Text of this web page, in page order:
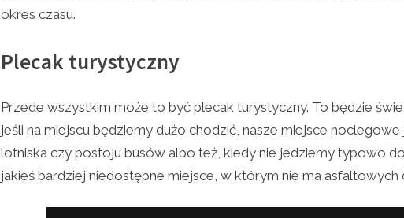
okres czasu.
Plecak turystyczny
Przede wszystkim może to być plecak turystyczny. To będzie
jeśli na miejscu będziemy dużo chodzić, nasze miejsce
lotniska czy postoju busów albo też, kiedy nie jedziemy typowo
jakieś bardziej niedostępne miejsce, w którym nie ma asfaltowych